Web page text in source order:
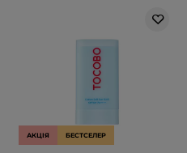
АКЦІЯ БЕСТСЕЛЕР